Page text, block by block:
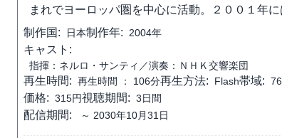
まれでヨーロッパ圏を中心に活動。２００１年
制作国:
日本制作年: 2004年
キャスト:
指揮：ネルロ・サンティ／演奏：ＮＨＫ交響楽団
再生時間: 再生時間 ： 106分再生方法: Flash帯域:
価格: 315円視聴期間: 3日間
配信期間: ～ 2030年10月31日